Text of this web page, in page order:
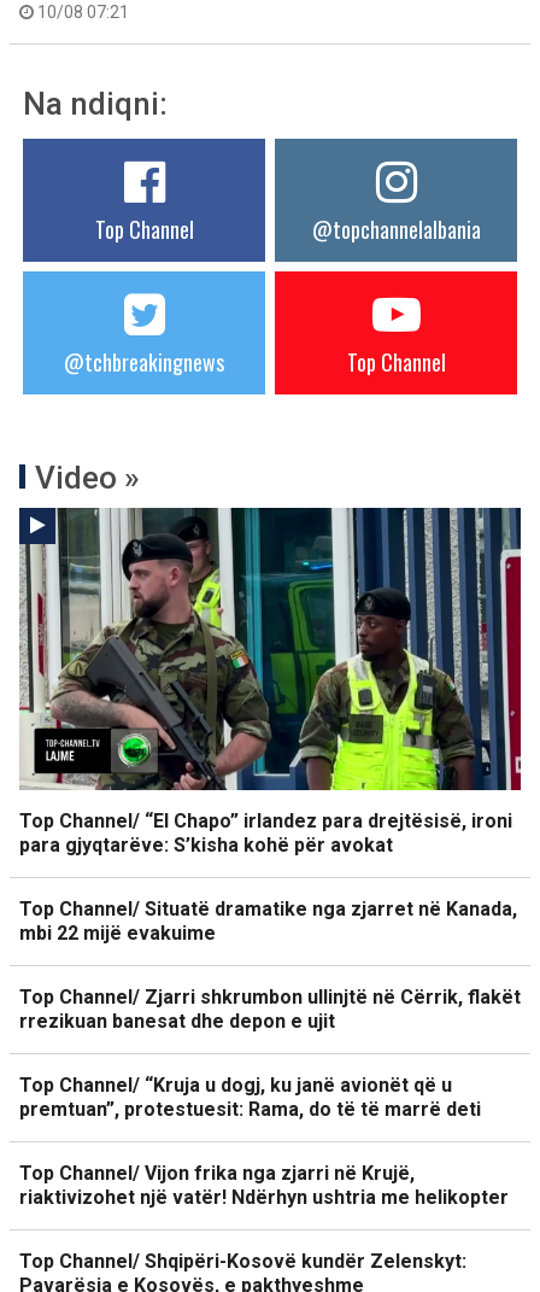
10/08 07:21
Na ndiqni:
Top Channel @topchannelalbania
@tchbreakingnews Top Channel
Video »
Top Channel/ “El Chapo” irlandez para drejtësisë, ironi
para gjyqtarëve: S’kisha kohë për avokat
Top Channel/ Situatë dramatike nga zjarret në Kanada,
mbi 22 mijë evakuime
Top Channel/ Zjarri shkrumbon ullinjtë në Cërrik, flakët
rrezikuan banesat dhe depon e ujit
Top Channel/ “Kruja u dogj, ku janë avionët që u
premtuan”, protestuesit: Rama, do të të marrë deti
Top Channel/ Vijon frika nga zjarri në Krujë,
riaktivizohet një vatër! Ndërhyn ushtria me helikopter
Top Channel/ Shqipëri-Kosovë kundër Zelenskyt:
Pavarësia e Kosovës, e pakthyeshme